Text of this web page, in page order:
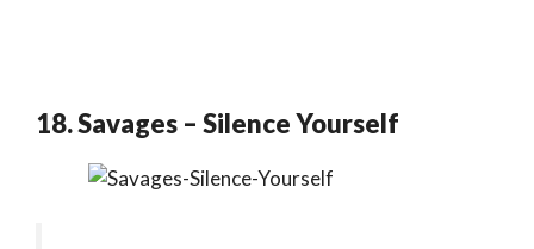
18. Savages – Silence Yourself